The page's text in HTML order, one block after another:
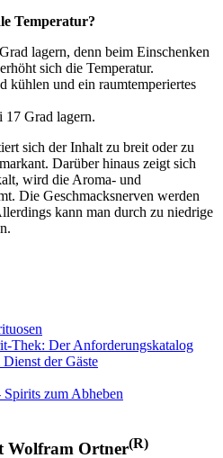
Temperatur?
lagern, denn beim Einschenken
sich die Temperatur.
kühlen und ein raumtemperiertes
17 Grad lagern.
sich der Inhalt zu breit oder zu
Darüber hinaus zeigt sich
wird die Aroma- und
Die Geschmacksnerven werden
kann man durch zu niedrige
Thek: Der Anforderungskatalog
der Gäste
zum Abheben
Wolfram Ortner(R)